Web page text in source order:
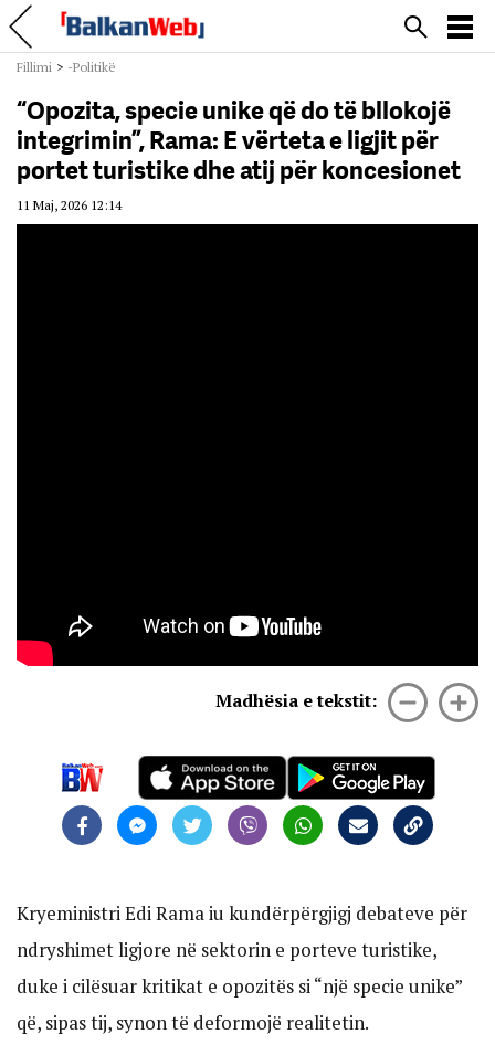
Fillimi > -Politikë
“Opozita, specie unike që do të bllokojë
integrimin”, Rama: E vërteta e ligjit për
portet turistike dhe atij për koncesionet
11 Maj, 2026 12:14
Madhësia e tekstit:
Kryeministri Edi Rama iu kundërpërgjigj debateve për
ndryshimet ligjore në sektorin e porteve turistike,
duke i cilësuar kritikat e opozitës si “një specie unike”
që, sipas tij, synon të deformojë realitetin.